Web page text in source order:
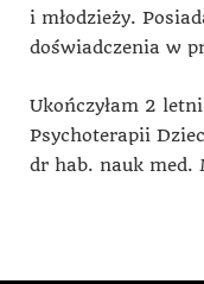
i młodzieży.
doświadczenia w
Ukończyłam 2
Psychoterapii
dr hab. nauk med.